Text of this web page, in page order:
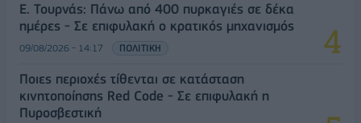
Ε. Τουρνάς: Πάνω από 400 πυρκαγιές σε δέκα
ημέρες - Σε επιφυλακή ο κρατικός μηχανισμός
09/08/2026 - 14:17 ΠΟΛΙΤΙΚΗ
Ποιες περιοχές τίθενται σε κατάσταση
κινητοποίησης Red Code - Σε επιφυλακή η
Πυροσβεστική